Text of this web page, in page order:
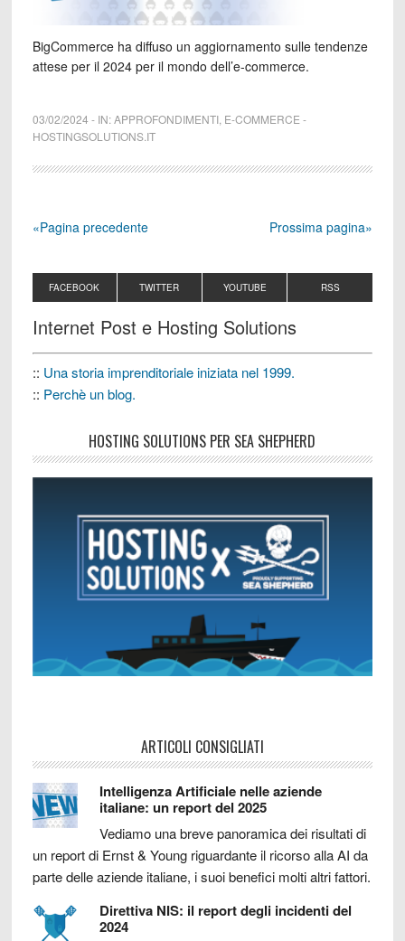
BigCommerce ha diffuso un aggiornamento sulle tendenze
attese per il 2024 per il mondo dell’e-commerce.
03/02/2024 - IN:APPROFONDIMENTI, E-COMMERCE -
HOSTINGSOLUTIONS.IT
«Pagina precedente Prossima pagina»
FACEBOOK TWITTER YOUTUBE RSS
Internet Post e Hosting Solutions
:: Una storia imprenditoriale iniziata nel 1999.
:: Perchè un blog.
HOSTING SOLUTIONS PER SEA SHEPHERD
ARTICOLI CONSIGLIATI
Intelligenza Artificiale nelle aziende
italiane: un report del 2025
Vediamo una breve panoramica dei risultati di
un report di Ernst & Young riguardante il ricorso alla AI da
parte delle aziende italiane, i suoi benefici molti altri fattori.
Direttiva NIS: il report degli incidenti del
2024